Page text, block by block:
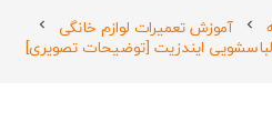
chevron_left آموزش تعمیرات لوازم خانگی chevron_left
ایندزیت [توضیحات تصویری]